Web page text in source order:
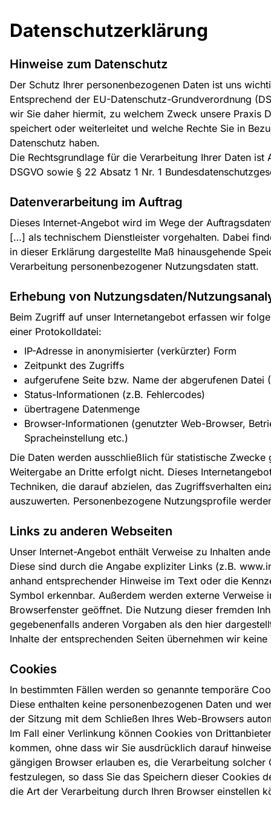
Datenschutzerklärung
Hinweise zum Datenschutz
Der Schutz Ihrer personenbezogenen Daten ist uns
Entsprechend der EU-Datenschutz-Grundverordnung
wir Sie daher hiermit, zu welchem Zweck unsere Praxis
speichert oder weiterleitet und welche Rechte Sie in
Datenschutz haben.
Die Rechtsgrundlage für die Verarbeitung Ihrer Daten ist
DSGVO sowie § 22 Absatz 1 Nr. 1
Datenverarbeitung im Auftrag
Dieses Internet-Angebot wird im Wege der
[…] als technischem Dienstleister vorgehalten. Dabei
in dieser Erklärung dargestellte Maß hinausgehende
Verarbeitung personenbezogener Nutzungsdaten statt.
Erhebung von Nutzungsdaten/
Beim Zugriff auf unser Internetangebot erfassen wir
einer Protokolldatei:
IP-Adresse in anonymisierter (verkürzter) Form
Zeitpunkt des Zugriffs
aufgerufene Seite bzw. Name der abgerufenen Datei
Status-Informationen (z.B. Fehlercodes)
übertragene Datenmenge
Browser-Informationen (genutzter Web-Browser,
Spracheinstellung etc.)
Die Daten werden ausschließlich für statistische Zwecke
Weitergabe an Dritte erfolgt nicht. Dieses
Techniken, die darauf abzielen, das Zugriffsverhalten
auszuwerten. Personenbezogene Nutzungsprofile
Links zu anderen Webseiten
Unser Internet-Angebot enthält Verweise zu Inhalten
Diese sind durch die Angabe expliziter Links (z.B.
anhand entsprechender Hinweise im Text oder die
Symbol erkennbar. Außerdem werden externe Verweise
Browserfenster geöffnet. Die Nutzung dieser fremden
gegebenenfalls anderen Vorgaben als den hier
Inhalte der entsprechenden Seiten übernehmen wir
Cookies
In bestimmten Fällen werden so genannte temporäre
Diese enthalten keine personenbezogenen Daten und
der Sitzung mit dem Schließen Ihres Web-Browsers
Im Fall einer Verlinkung können Cookies von
kommen, ohne dass wir Sie ausdrücklich darauf
gängigen Browser erlauben es, die Verarbeitung solcher
festzulegen, so dass Sie das Speichern dieser Cookies
die Art der Verarbeitung durch Ihren Browser einstellen